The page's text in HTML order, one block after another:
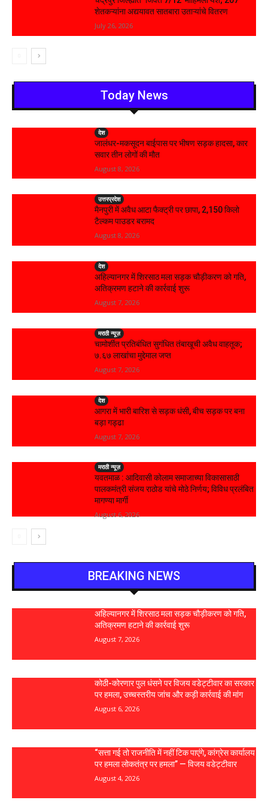
शेतकऱ्यांना अद्ययावत सातबारा उताऱ्यांचे वितरण
July 26, 2026
Today News
देश
जालंधर-मकसूदन बाईपास पर भीषण सड़क हादसा, कार
सवार तीन लोगों की मौत
August 8, 2026
उत्तरप्रदेश
मैनपुरी में अवैध आटा फैक्ट्री पर छापा, 2,150 किलो
टैल्कम पाउडर बरामद
August 8, 2026
देश
अहिल्यानगर में शिरसाठ मला सड़क चौड़ीकरण को गति,
अतिक्रमण हटाने की कार्रवाई शुरू
August 7, 2026
मराठी न्यूज़
चामोर्शीत प्रतिबंधित सुगंधित तंबाखूची अवैध वाहतूक;
₹७.६७ लाखांचा मुद्देमाल जप्त
August 7, 2026
देश
आगरा में भारी बारिश से सड़क धंसी, बीच सड़क पर बना
बड़ा गड्ढा
August 7, 2026
मराठी न्यूज़
यवतमाळ : आदिवासी कोलाम समाजाच्या विकासासाठी
पालकमंत्री संजय राठोड यांचे मोठे निर्णय; विविध प्रलंबित
मागण्या मार्गी
August 6, 2026
BREAKING NEWS
अहिल्यानगर में शिरसाठ मला सड़क चौड़ीकरण को गति,
अतिक्रमण हटाने की कार्रवाई शुरू
August 7, 2026
कोठी-कोरणार पुल धंसने पर विजय वडेट्टीवार का सरकार
पर हमला, उच्चस्तरीय जांच और कड़ी कार्रवाई की मांग
August 6, 2026
“सत्ता गई तो राजनीति में नहीं टिक पाएंगे, कांग्रेस कार्यालय
पर हमला लोकतंत्र पर हमला” — विजय वडेट्टीवार
August 4, 2026